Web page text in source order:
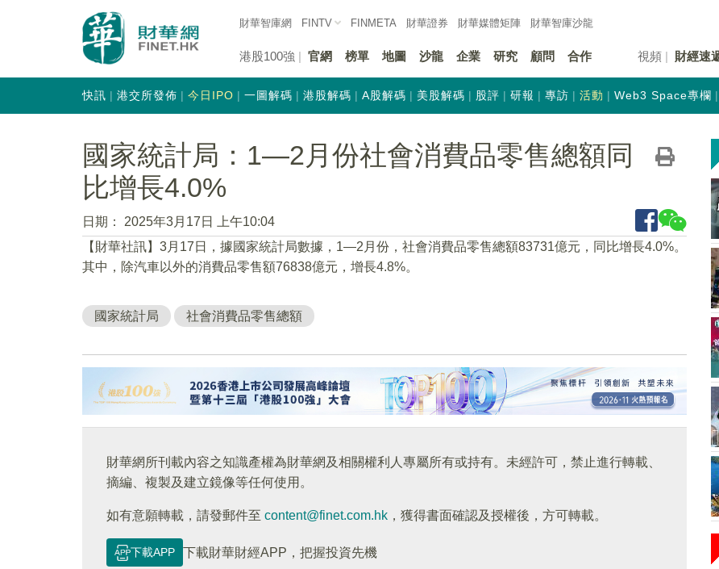
財華智庫網 FINTV FINMETA 財華證券 財華媒體矩陣 財華智庫沙龍
港股100強 官網 榜單 地圖 沙龍 企業 研究 顧問 合作 視頻 財經速
快訊 港交所發佈 今日IPO 一圖解碼 港股解碼 A股解碼 美股解碼 股評 研報 專訪 活動 Web3 Space專欄
國家統計局：1—2月份社會消費品零售總額同
比增長4.0%
日期：
2025年3月17日 上午10:04
【財華社訊】3月17日，據國家統計局數據，1—2月份，社會消費品零售總額83731億元，同比增長4.0%。
其中，除汽車以外的消費品零售額76838億元，增長4.8%。
國家統計局 社會消費品零售總額
財華網所刊載內容之知識產權為財華網及相關權利人專屬所有或持有。未經許可，禁止進行轉載、
摘編、複製及建立鏡像等任何使用。
如有意願轉載，請發郵件至 content@finet.com.hk ，獲得書面確認及授權後，方可轉載。
下載APP
下載財華財經APP，把握投資先機